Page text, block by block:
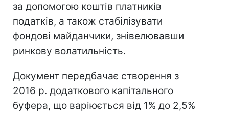
за допомогою коштів платників
податків, а також стабілізувати
фондові майданчики, знівелювавши
ринкову волатильність.
Документ передбачає створення з
2016 р. додаткового капітального
буфера, що варіюється від 1% до 2,5%